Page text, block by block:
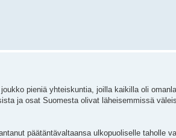
pieniä yhteiskuntia, joilla kaikilla oli
ja osat Suomesta olivat läheisemmissä
päätäntävaltaansa ulkopuoliselle taholle